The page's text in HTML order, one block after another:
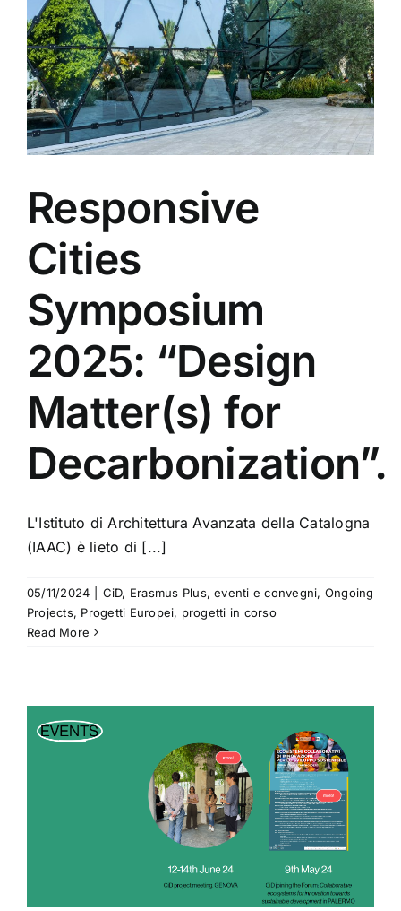
Responsive
Cities
Symposium
2025: “Design
Matter(s) for
Decarbonization”.
L'Istituto di Architettura Avanzata della Catalogna
(IAAC) è lieto di [...]
05/11/2024 CiD, Erasmus Plus,eventi e convegni, Ongoing
Projects, Progetti Europei, progetti in corso
Read More